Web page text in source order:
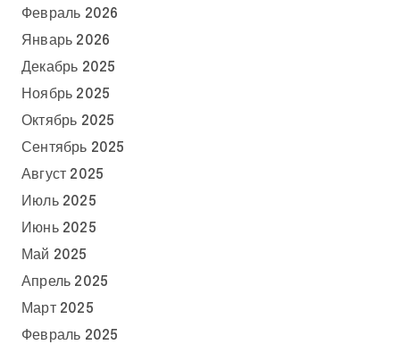
Февраль 2026
Январь 2026
Декабрь 2025
Ноябрь 2025
Октябрь 2025
Сентябрь 2025
Август 2025
Июль 2025
Июнь 2025
Май 2025
Апрель 2025
Март 2025
Февраль 2025